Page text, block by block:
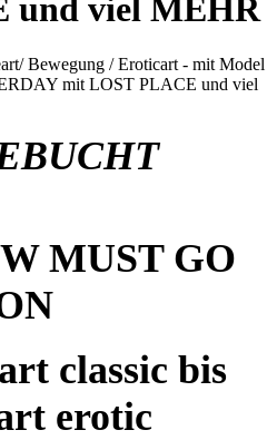
und viel MEHR
MUST GO
classic bis
erotic